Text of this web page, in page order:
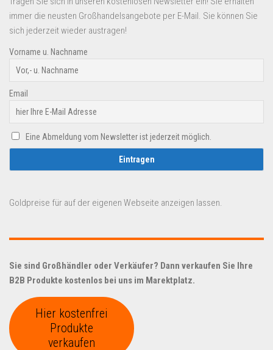
immer die neusten Großhandelsangebote per E-Mail. Sie können Sie
sich jederzeit wieder austragen!
Vorname u. Nachname
Email
Eine Abmeldung vom Newsletter ist jederzeit möglich.
Goldpreise für auf der eigenen Webseite anzeigen lassen.
Sie sind Großhändler oder Verkäufer? Dann verkaufen Sie Ihre
B2B Produkte kostenlos bei uns im Marektplatz.
Hier kostenfrei
Produkte
verkaufen